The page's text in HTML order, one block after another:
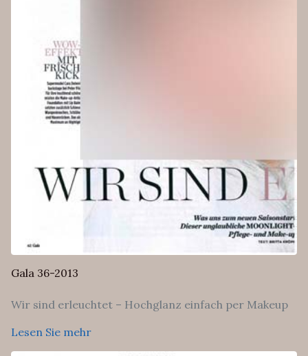
Gala 36-2013
Wir sind erleuchtet – Hochglanz einfach per Makeup
Lesen Sie mehr